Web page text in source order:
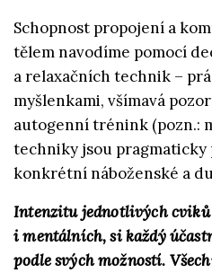
Schopnost propojení a
tělem navodíme pomocí
a relaxačních technik –
myšlenkami, všímavá
autogenní trénink (pozn.:
techniky jsou pragmaticky
konkrétní náboženské a
Intenzitu jednotlivých
i mentálních, si každý
podle svých možností.